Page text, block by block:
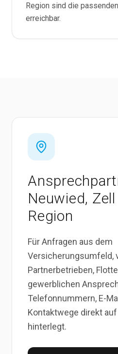
Region sind die
erreichbar.
Neuwied,
Region
Für Anfragen aus dem
Versicherungsumfeld,
Partnerbetrieben,
gewerblichen
Telefonnummern, E-
Kontaktwege direkt
hinterlegt.